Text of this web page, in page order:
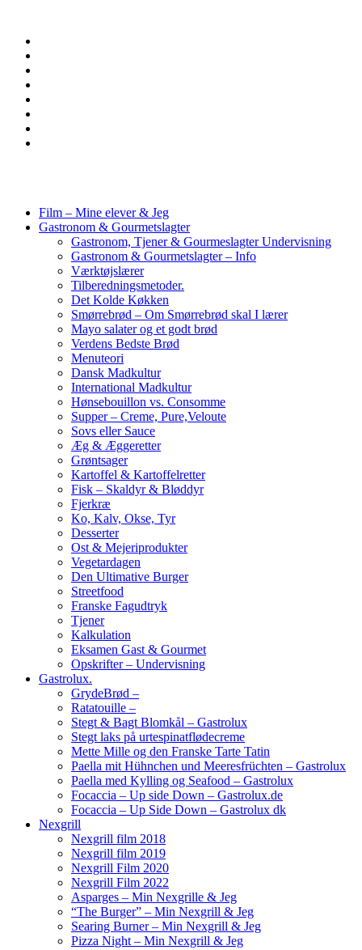
Film – Mine elever & Jeg
Gastronom & Gourmetslagter
Gastronom, Tjener & Gourmeslagter Undervisning
Gastronom & Gourmetslagter – Info
Værktøjslærer
Tilberedningsmetoder.
Det Kolde Køkken
Smørrebrød – Om Smørrebrød skal I lærer
Mayo salater og et godt brød
Verdens Bedste Brød
Menuteori
Dansk Madkultur
International Madkultur
Hønsebouillon vs. Consomme
Supper – Creme, Pure,Veloute
Sovs eller Sauce
Æg & Æggeretter
Grøntsager
Kartoffel & Kartoffelretter
Fisk – Skaldyr & Bløddyr
Fjerkræ
Ko, Kalv, Okse, Tyr
Desserter
Ost & Mejeriprodukter
Vegetardagen
Den Ultimative Burger
Streetfood
Franske Fagudtryk
Tjener
Kalkulation
Eksamen Gast & Gourmet
Opskrifter – Undervisning
Gastrolux.
GrydeBrød –
Ratatouille –
Stegt & Bagt Blomkål – Gastrolux
Stegt laks på urtespinatflødecreme
Mette Mille og den Franske Tarte Tatin
Paella mit Hühnchen und Meeresfrüchten – Gastrolux
Paella med Kylling og Seafood – Gastrolux
Focaccia – Up side Down – Gastrolux.de
Focaccia – Up Side Down – Gastrolux dk
Nexgrill
Nexgrill film 2018
Nexgrill film 2019
Nexgrill Film 2020
Nexgrill Film 2022
Asparges – Min Nexgrille & Jeg
“The Burger” – Min Nexgrill & Jeg
Searing Burner – Min Nexgrill & Jeg
Pizza Night – Min Nexgrill & Jeg